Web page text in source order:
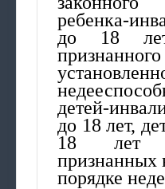
ребенка-
до 18
детей-
до 18 лет,
18 лет
признанных
порядке